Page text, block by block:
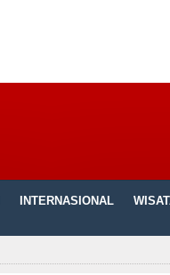
INTERNASIONAL